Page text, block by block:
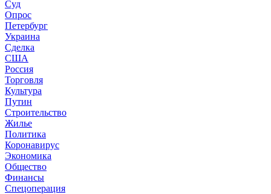
Суд
Опрос
Петербург
Украина
Сделка
США
Россия
Торговля
Культура
Путин
Строительство
Жилье
Политика
Коронавирус
Экономика
Общество
Финансы
Спецоперация